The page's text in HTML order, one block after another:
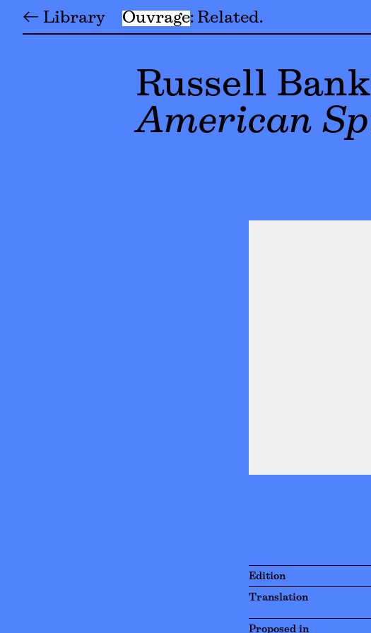
← Library Ouvrage Related
Russell
American
Edition
Translation
Proposed in